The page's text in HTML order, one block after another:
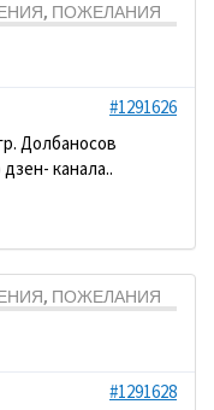
ПОЖЕЛАНИЯ
#1291626
Долбаносов
канала..
ПОЖЕЛАНИЯ
#1291628